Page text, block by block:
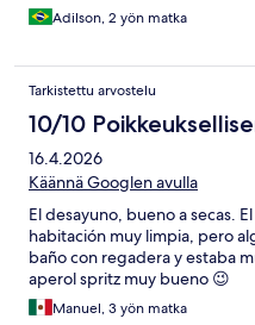
Adilson, 2 yön matka
Tarkistettu arvostelu
10/10
16.4.2026
Käännä Googlen avulla
El desayuno, bueno a secas.
habitación muy limpia, pero
baño con regadera y estaba
aperol spritz muy bueno 😉
Manuel, 3 yön matka